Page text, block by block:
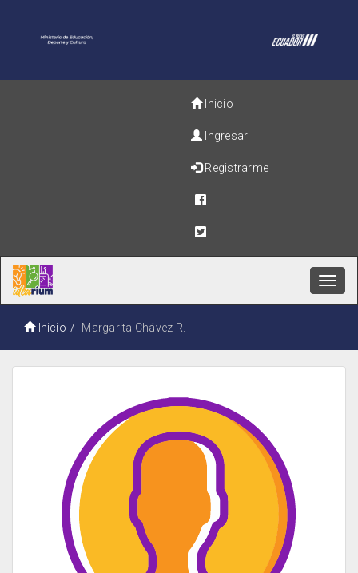
Inicio
Ingresar
Registrarme
Inicio Margarita Chávez R.